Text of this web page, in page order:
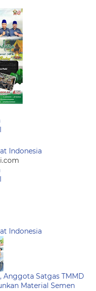
Indonesia
Indonesia
Anggota Satgas TMMD
Material Semen